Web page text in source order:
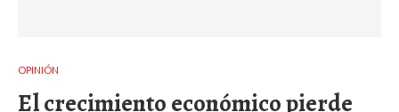
OPINIÓN
El crecimiento económico pierde